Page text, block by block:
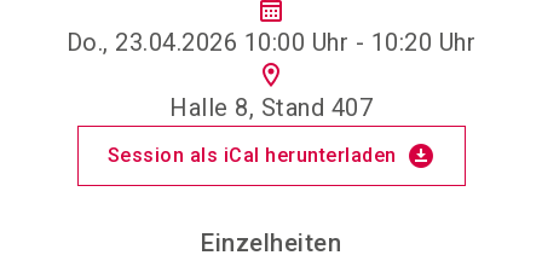
calendar_month
Do., 23.04.2026 10:00 Uhr - 10:20 Uhr
location_on
Halle 8, Stand 407
Session als iCal herunterladen download_for_offline
Einzelheiten